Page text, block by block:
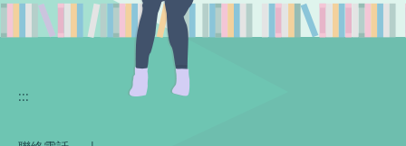
:::